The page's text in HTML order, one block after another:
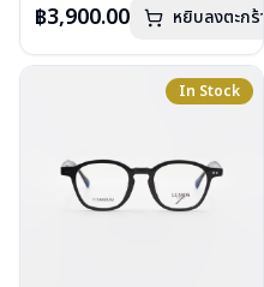
เลนส์ : Demo Lens
น้ำหนัก : 20 กรัม
อุปกรณ์ : กล่องแว่น , ผ้าเช็ดแว่น
กรุณาติดต่อเราคลิก
฿3,900.00 หยิบลงตะกร้า
In Stock